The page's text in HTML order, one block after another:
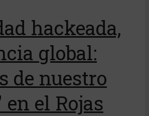
hackeada,
global:
de nuestro
en el Rojas